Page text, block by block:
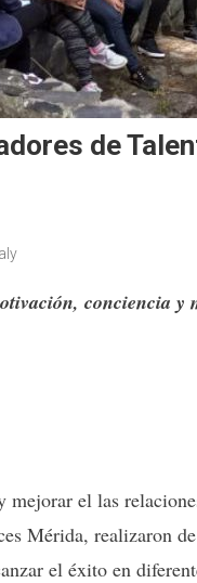
de
conciencia y
el las
Mérida, realizaron
el éxito en